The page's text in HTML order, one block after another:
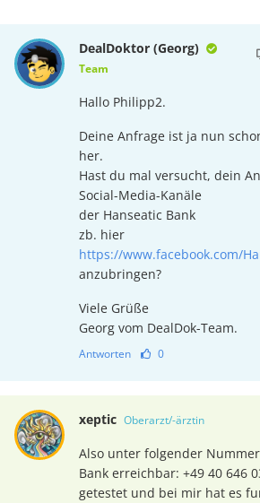
DealDoktor (Georg)
Team
Hallo Philipp2.
Deine Anfrage ist ja nun
her.
Hast du mal versucht, dein
Social-Media-Kanäle
der Hanseatic Bank
zb. hier
https://www.facebook.com/
anzubringen?
Viele Grüße
Georg vom DealDok-Team.
Antworten 0
xeptic Oberarzt/-ärztin
Also unter folgender
Bank erreichbar: +49 40 646
getestet und bei mir hat es